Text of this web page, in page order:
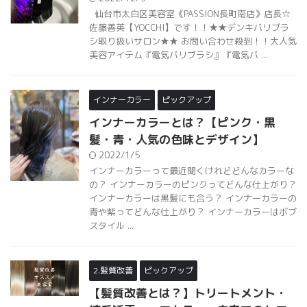
仙台市太白区美容室《PASSION長町南店》店長☆
佐藤善英【YOCCHI】です！！★★デンキバリブラ
シ取り扱いサロン★★ お問い合わせ殺到！！大人気
美容アイテム『電気バリブラシ』『電気バ ...
インナーカラー ピックアップ
インナーカラーとは？【ピンク・黒
髪・青・人気の色味とデザイン】
2022/1/5
インナーカラーって最近聞くけれどどんなカラーな
の？ インナーカラーのピンクってどんな仕上がり？
インナーカラーは黒髪にも合う？ インナーカラーの
青や紫ってどんな仕上がり？ インナーカラーはボブ
スタイル ...
2.髪質改善 ピックアップ
【髪質改善とは？】トリートメント・